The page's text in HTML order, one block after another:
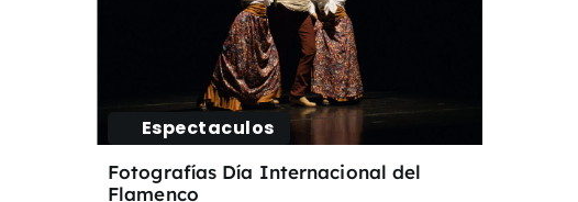
Espectaculos
Fotografías Día Internacional del
Flamenco